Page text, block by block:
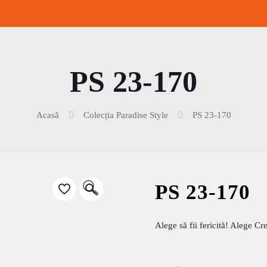
PS 23-170
Acasă Colecția Paradise Style PS 23-170
🔍 PS 23-170
Alege să fii fericită! Alege